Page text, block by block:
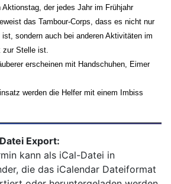
der jedes Jahr im Frühjahr
das Tambour-Corps, dass es nicht nur
sondern auch bei anderen Aktivitäten im
zur Stelle ist.
erscheinen mit Handschuhen, Eimer
werden die Helfer mit einem Imbiss
Export:
kann als iCal-Datei in
die das iCalendar Dateiformat